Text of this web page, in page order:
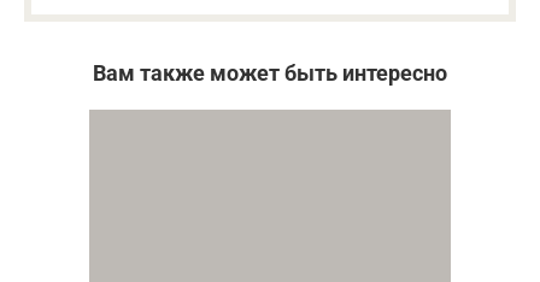
Вам также может быть интересно